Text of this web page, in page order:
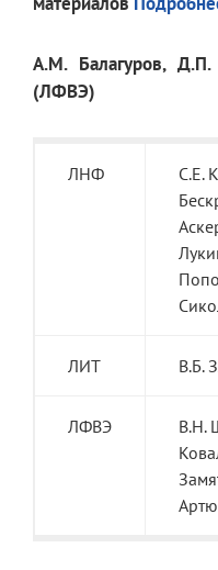
A.M. Балагуров,
(ЛФВЭ)
ЛНФ
С.E.
ЛИТ В.Б.
ЛФВЭ
В.Н.